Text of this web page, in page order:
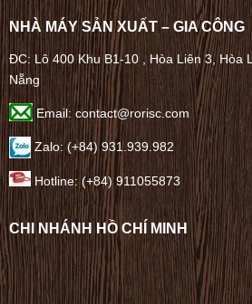
NHÀ MÁY SẢN XUẤT – GIA CÔNG
ĐC: Lô 400 Khu B1-10 , Hòa Liên 3, Hòa
Nẵng
Email: contact@rorisc.com
Zalo: (+84) 931.939.982
Hotline: (+84) 911055873
CHI NHÁNH HỒ CHÍ MINH